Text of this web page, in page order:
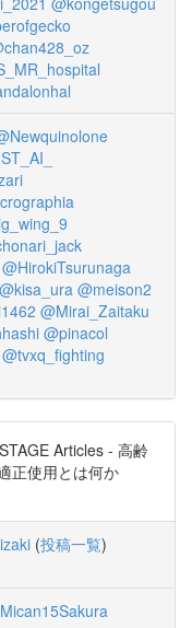
@HirokiTsurunaga
@kisa_ura @meison2
@Mirai_Zaitaku
@pinacol
@tvxq_fighting
Articles - 高齢
正使用とは何か
(投稿一覧)